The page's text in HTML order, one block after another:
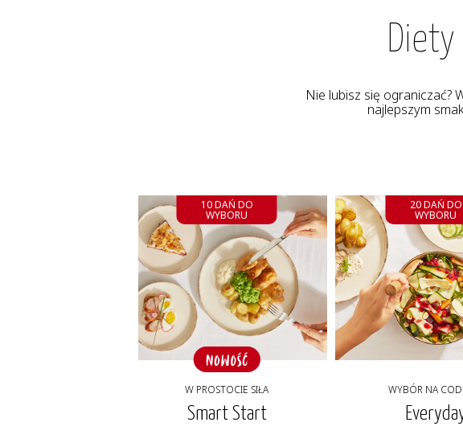
Nie lubisz się ograniczać?
najlepszym
10 DAŃ DO
WYBORU
W PROSTOCIE SIŁA
Smart Start
20 DAŃ DO
WYBORU
WYBÓR NA